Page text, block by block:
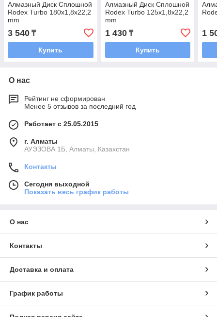
Алмазный Диск Сплошной
Rodex Turbo 180x1,8х22,2
mm
3 540 ₸
Купить
Алмазный Диск Сплошной
Rodex Turbo 125x1,8х22,2
mm
1 430₸
Купить
1
О нас
Рейтинг не сформирован
Менее 5 отзывов за последний год
Работает с 25.05.2015
г. Алматы
АУЭЗОВА 1Б, Алматы, Казахстан
Контакты
Сегодня выходной
Показать весь график работы
О нас
Контакты
Доставка и оплата
График работы